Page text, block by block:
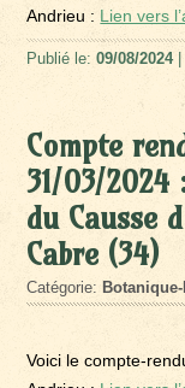
Andrieu : Lien vers
Publié le:09/08/2024|
Compte
31/03/2024
du Causse
Cabre (34)
Catégorie:
Voici le compte-